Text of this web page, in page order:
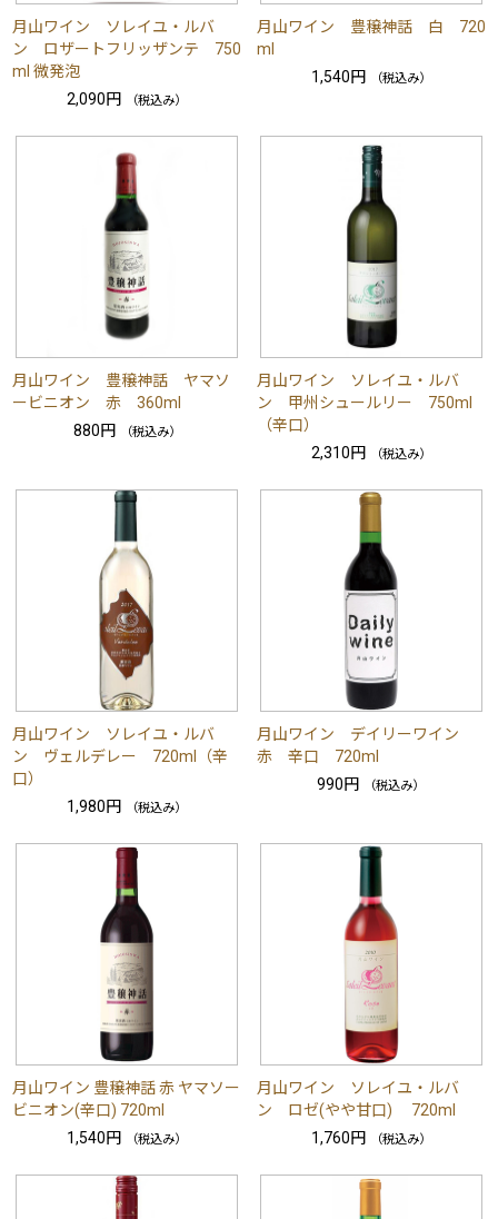
月山ワイン ソレイユ・ルバ
ン ロザートフリッザンテ 750
ml 微発泡
2,090円
（税込み）
月山ワイン 豊穣神話 白 720
ml
1,540円
（税込み）
月山ワイン 豊穣神話 ヤマソ
ービニオン 赤 360ml
880円
（税込み）
月山ワイン ソレイユ・ルバ
ン 甲州シュールリー 750ml
（辛口）
2,310円
（税込み）
月山ワイン ソレイユ・ルバ
ン ヴェルデレー 720ml（辛
口）
1,980円
（税込み）
月山ワイン デイリーワイン
赤 辛口 720ml
990円
（税込み）
月山ワイン 豊穣神話 赤 ヤマソー
ビニオン(辛口) 720ml
1,540円
（税込み）
月山ワイン ソレイユ・ルバ
ン ロゼ(やや甘口) 720ml
1,760円
（税込み）